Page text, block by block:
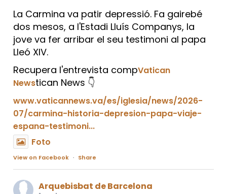
La Carmina va patir depressió. Fa gairebé
dos mesos, a l'Estadi Lluís Companys, la
jove va fer arribar el seu testimoni al papa
Lleó XIV.
Recupera l'entrevista compVatican
Newstican News 👇
www.vaticannews.va/es/iglesia/news/2026-
07/carmina-historia-depresion-papa-viaje-
espana-testimoni...
Foto
View on Facebook · Share
Arquebisbat de Barcelona